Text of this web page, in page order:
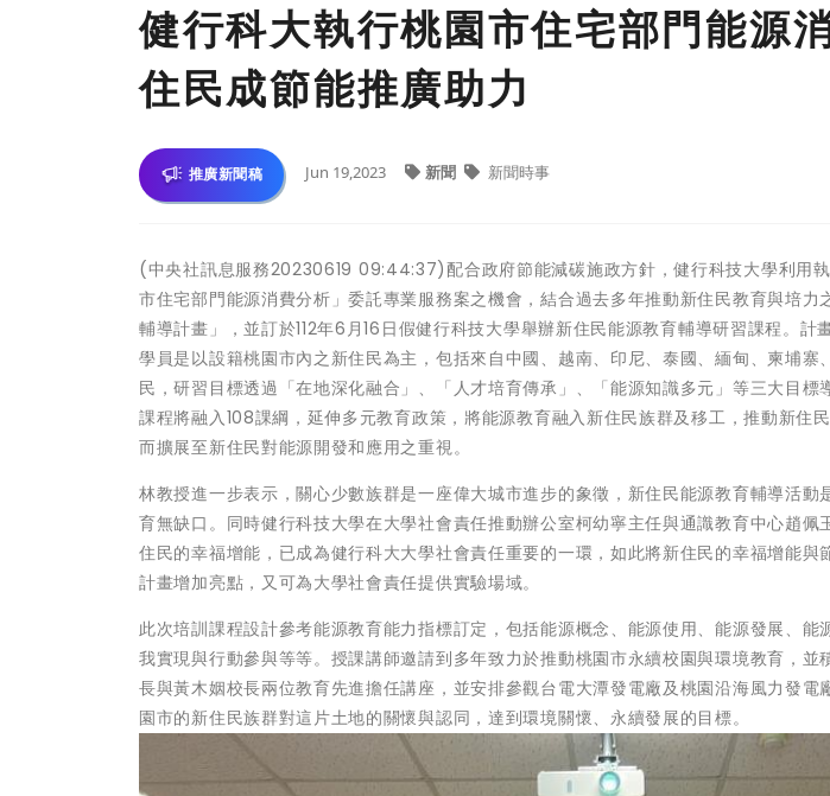
健行科大執行桃園市住宅部門能源
住民成節能推廣助力
推廣新聞稿 Jun 19,2023 新聞 新聞時事
(中央社訊息服務20230619 09:44:37)配合政府節能減碳施政方針，健行科技大學利用執
市住宅部門能源消費分析」委託專業服務案之機會，結合過去多年推動新住民教育與培
輔導計畫」，並訂於112年6月16日假健行科技大學舉辦新住民能源教育輔導研習課程。計
學員是以設籍桃園市內之新住民為主，包括來自中國、越南、印尼、泰國、緬甸、柬埔
民，研習目標透過「在地深化融合」、「人才培育傳承」、「能源知識多元」等三大目標
課程將融入108課綱，延伸多元教育政策，將能源教育融入新住民族群及移工，推動新住
而擴展至新住民對能源開發和應用之重視。
林教授進一步表示，關心少數族群是一座偉大城市進步的象徵，新住民能源教育輔導活
育無缺口。同時健行科技大學在大學社會責任推動辦公室柯幼寧主任與通識教育中心趙
住民的幸福增能，已成為健行科大大學社會責任重要的一環，如此將新住民的幸福增能
計畫增加亮點，又可為大學社會責任提供實驗場域。
此次培訓課程設計參考能源教育能力指標訂定，包括能源概念、能源使用、能源發展、能
我實現與行動參與等等。授課講師邀請到多年致力於推動桃園市永續校園與環境教育，並
長與黃木姻校長兩位教育先進擔任講座，並安排參觀台電大潭發電廠及桃園沿海風力發
園市的新住民族群對這片土地的關懷與認同，達到環境關懷、永續發展的目標。